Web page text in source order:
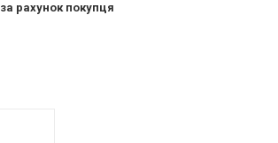
за рахунок покупця